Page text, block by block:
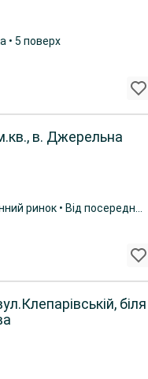
• 5 поверх
в. Джерельна
Шевченківський р-н • 210 м2 • Вторинний ринок • Від посередника
біля